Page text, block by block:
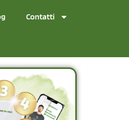
Contatti